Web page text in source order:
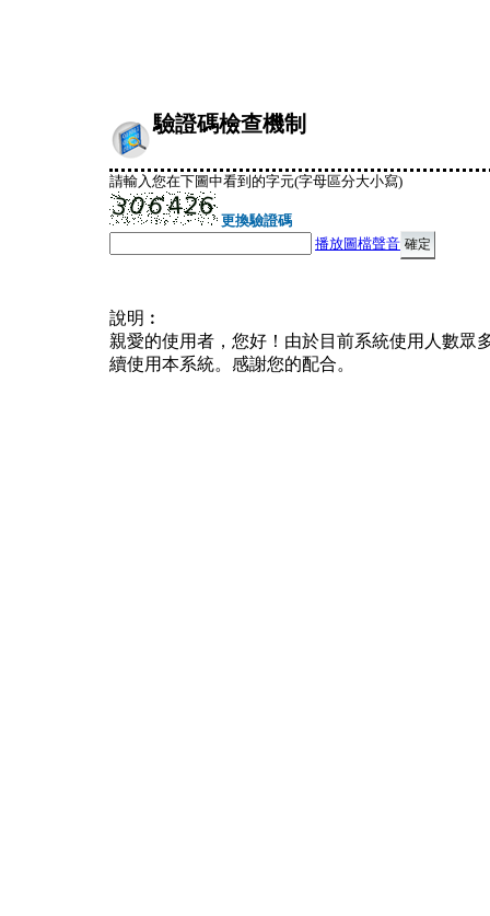
驗證碼檢查機制
請輸入您在下圖中看到的字元(字母區分大小寫)
更換驗證碼
播放圖檔聲音
說明︰
親愛的使用者，您好！由於目前系統使用人數眾
續使用本系統。感謝您的配合。